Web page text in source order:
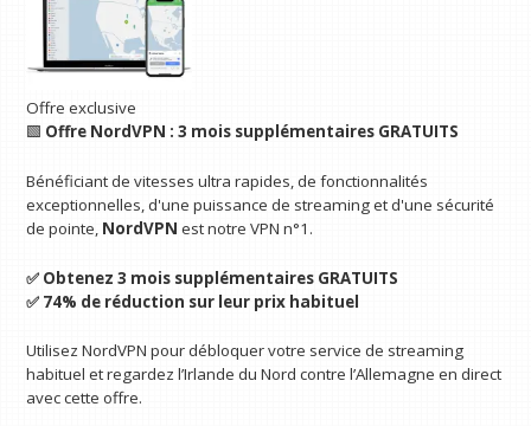
Offre exclusive
🟩 Offre NordVPN : 3 mois supplémentaires GRATUITS
Bénéficiant de vitesses ultra rapides, de fonctionnalités
exceptionnelles, d'une puissance de streaming et d'une sécurité
de pointe, NordVPN est notre VPN n°1.
✅ Obtenez 3 mois supplémentaires GRATUITS
✅ 74% de réduction sur leur prix habituel
Utilisez NordVPN pour débloquer votre service de streaming
habituel et regardez l’Irlande du Nord contre l’Allemagne en direct
avec cette offre.